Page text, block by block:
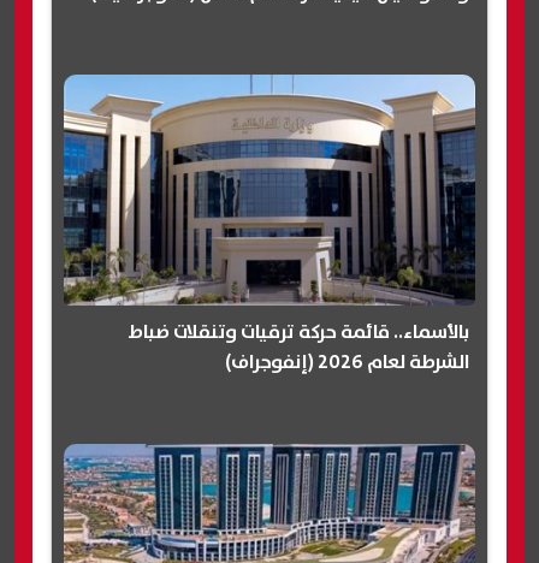
بالأسماء.. قائمة حركة ترقيات وتنقلات ضباط
الشرطة لعام 2026 (إنفوجراف)